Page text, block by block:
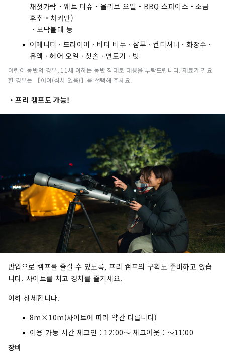
채젓가락・웨트 티슈・올리브 오일・BBQ 스파이스・소금
후추・차카만)
・모닥불대 등
어메니티 · 드라이어 · 바디 비누 · 샴푸 · 컨디셔너 · 화장수 ·
유액 · 헤어 오일 · 칫솔 · 면도기 · 빗
어린이 동반의 경우, 11세 이하는 동반 침대로 대응을 부탁드립니다. 재료가 필요
한 경우는 【아이(식사 있음)】를 선택해 주세요.
・프리 캠프도 가능!
반입으로 캠프를 즐길 수 있도록, 프리 캠프의 구획도 준비하고 있습
니다. 사이트를 치고 경치를 즐기세요.
이하 상세합니다.
8m×10m(사이트에 따라 약간 다릅니다)
이용 가능 시간 체크인：12:00〜 체크아웃：〜11:00
장비